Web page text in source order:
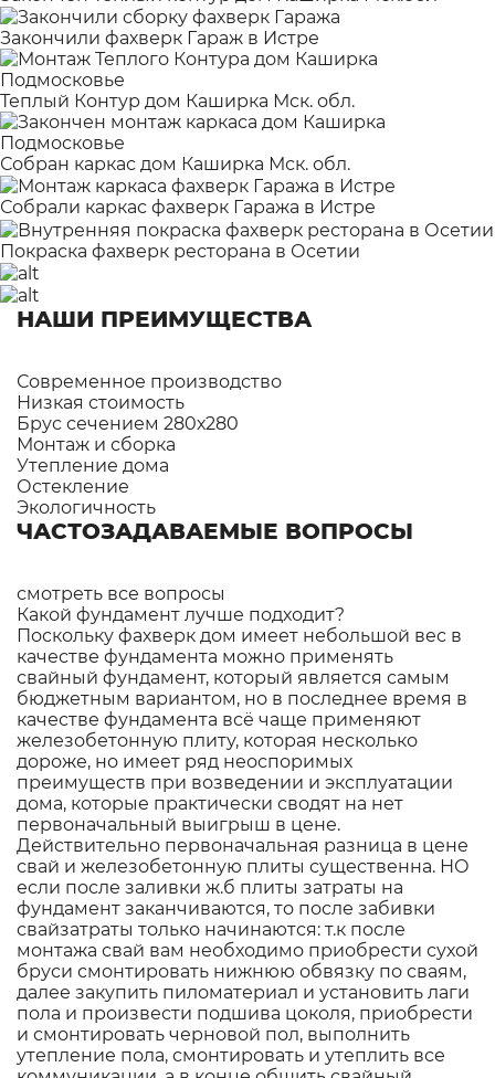
Закончили фахверк Гараж в Истре
Теплый Контур дом Каширка Мск. обл.
Собран каркас дом Каширка Мск. обл.
Собрали каркас фахверк Гаража в Истре
Покраска фахверк ресторана в Осетии
НАШИ ПРЕИМУЩЕСТВА
Современное производство
Низкая стоимость
Брус сечением 280х280
Монтаж и сборка
Утепление дома
Остекление
Экологичность
ЧАСТОЗАДАВАЕМЫЕ ВОПРОСЫ
смотреть все вопросы
Какой фундамент лучше подходит?
Поскольку фахверк дом имеет небольшой вес в
качестве фундамента можно применять
свайный фундамент, который является самым
бюджетным вариантом, но в последнее время в
качестве фундамента всё чаще применяют
железобетонную плиту, которая несколько
дороже, но имеет ряд неоспоримых
преимуществ при возведении и эксплуатации
дома, которые практически сводят на нет
первоначальный выигрыш в цене.
Действительно первоначальная разница в цене
свай и железобетонную плиты существенна. НО
если после заливки ж.б плиты затраты на
фундамент заканчиваются, то после забивки
свайзатраты только начинаются: т.к после
монтажа свай вам необходимо приобрести сухой
бруси смонтировать нижнюю обвязку по сваям,
далее закупить пиломатериал и установить лаги
пола и произвести подшива цоколя, приобрести
и смонтировать черновой пол, выполнить
утепление пола, смонтировать и утеплить все